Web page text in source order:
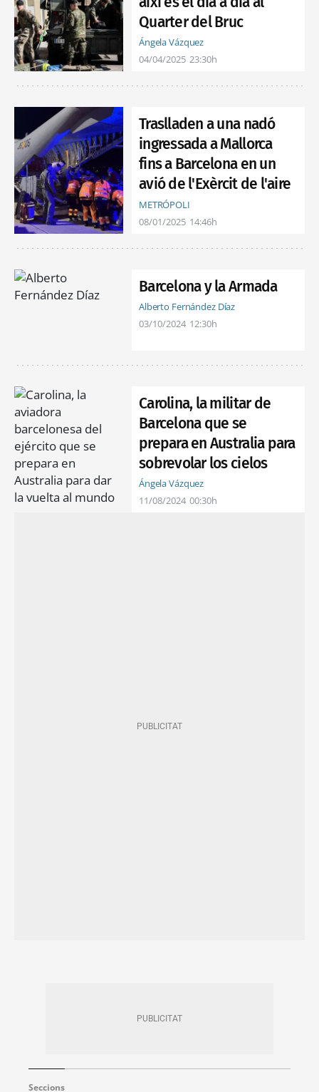
Quarter del Bruc
Ángela Vázquez
04/04/2025 23:30h
Traslladen a una nadó
ingressada a Mallorca
fins a Barcelona en un
avió de l'Exèrcit de l'aire
METRÓPOLI
08/01/2025 14:46h
Barcelona y la Armada
Alberto Fernández Díaz
03/10/2024 12:30h
Carolina, la militar de
Barcelona que se
prepara en Australia para
sobrevolar los cielos
Ángela Vázquez
11/08/2024 00:30h
Seccions